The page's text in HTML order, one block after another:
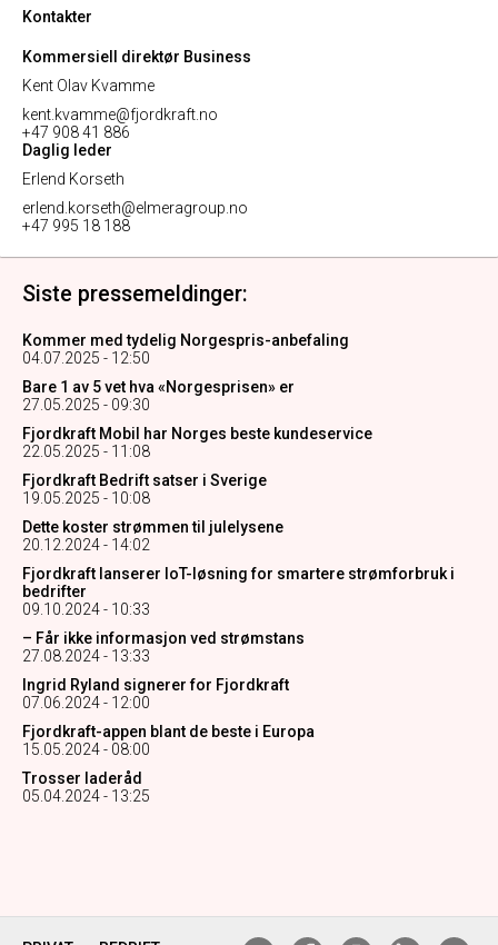
Kontakter
Kommersiell direktør Business
Kent Olav Kvamme
kent.kvamme@fjordkraft.no
+47 908 41 886
Daglig leder
Erlend Korseth
erlend.korseth@elmeragroup.no
+47 995 18 188
Siste pressemeldinger:
Kommer med tydelig Norgespris-anbefaling
04.07.2025 - 12:50
Bare 1 av 5 vet hva «Norgesprisen» er
27.05.2025 - 09:30
Fjordkraft Mobil har Norges beste kundeservice
22.05.2025 - 11:08
Fjordkraft Bedrift satser i Sverige
19.05.2025 - 10:08
Dette koster strømmen til julelysene
20.12.2024 - 14:02
Fjordkraft lanserer IoT-løsning for smartere strømforbruk i
bedrifter
09.10.2024 - 10:33
– Får ikke informasjon ved strømstans
27.08.2024 - 13:33
Ingrid Ryland signerer for Fjordkraft
07.06.2024 - 12:00
Fjordkraft-appen blant de beste i Europa
15.05.2024 - 08:00
Trosser laderåd
05.04.2024 - 13:25